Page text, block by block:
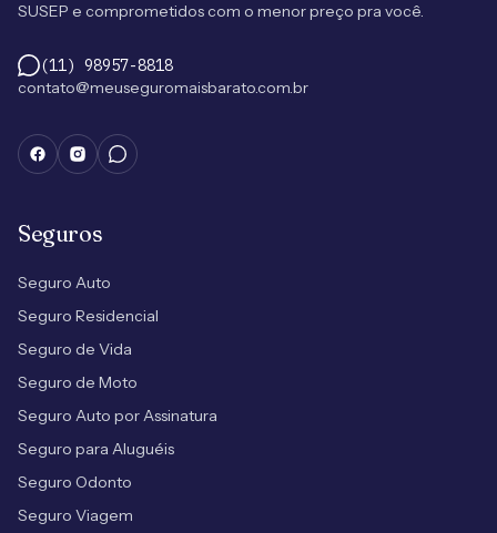
SUSEP e comprometidos com o menor preço pra você.
(11) 98957-8818
contato@meuseguromaisbarato.com.br
Seguros
Seguro Auto
Seguro Residencial
Seguro de Vida
Seguro de Moto
Seguro Auto por Assinatura
Seguro para Aluguéis
Seguro Odonto
Seguro Viagem